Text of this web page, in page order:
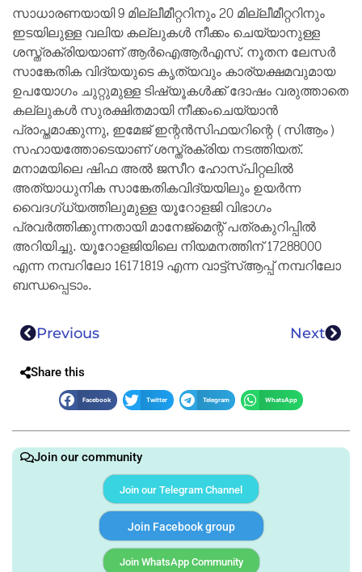
സാധാരണയായി 9 മില്ലീമീറ്ററിനും 20 മില്ലീമീറ്ററിനും
ഇടയിലുള്ള വലിയ കല്ലുകള്‍ നീക്കം ചെയ്യാനുള്ള
ശസ്ത്രക്രിയയാണ് ആര്‍ഐആര്‍എസ്. നൂതന ലേസര്‍
സാങ്കേതിക വിദ്യയുടെ കൃത്യവും കാര്യക്ഷമവുമായ
ഉപയോഗം ചുറ്റുമുള്ള ടിഷ്യൂകള്‍ക്ക് ദോഷം വരുത്താതെ
കല്ലുകള്‍ സുരക്ഷിതമായി നീക്കംചെയ്യാന്‍
പ്രാപ്തമാക്കുന്നു, ഇമേജ് ഇന്റന്‍സിഫയറിന്റെ (സിആം)
സഹായത്തോടെയാണ് ശസ്ത്രക്രിയ നടത്തിയത്.
മനാമയിലെ ഷിഫ അല്‍ ജസീറ ഹോസ്പിറ്റലില്‍
അത്യാധുനിക സാങ്കേതികവിദ്യയിലും ഉയര്‍ന്ന
വൈദഗ്ധ്യത്തിലുമുള്ള യൂറോളജി വിഭാഗം
പ്രവര്‍ത്തിക്കുന്നതായി മാനേജ്‌മെന്റ് പത്രകുറിപ്പില്‍
അറിയിച്ചു. യൂറോളജിയിലെ നിയമനത്തിന് 17288000
എന്ന നമ്പറിലോ 16171819 എന്ന വാട്ട്‌സ്ആപ്പ് നമ്പറിലോ
ബന്ധപ്പെടാം.
Previous Next
Share this
Facebook Twitter Telegram WhatsApp
Join our community
Join our Telegram Channel
Join Facebook group
Join WhatsApp Community